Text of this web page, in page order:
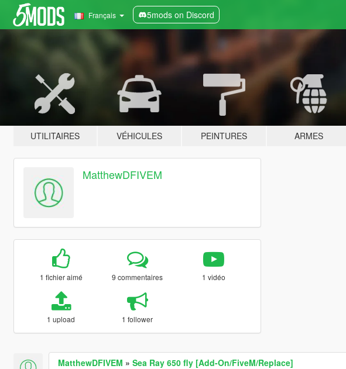
Français 5mods on Discord
UTILITAIRES VÉHICULES PEINTURES ARMES
MatthewDFIVEM
1 fichier aimé 9 commentaires 1 vidéo
1 upload 1 follower
MatthewDFIVEM » Sea Ray 650 fly [Add-On/FiveM/Replace]